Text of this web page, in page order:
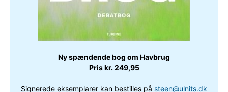
Ny spændende bog om Havbrug
Pris kr. 249,95
Signerede eksemplarer kan bestilles på steen@ulnits.dk